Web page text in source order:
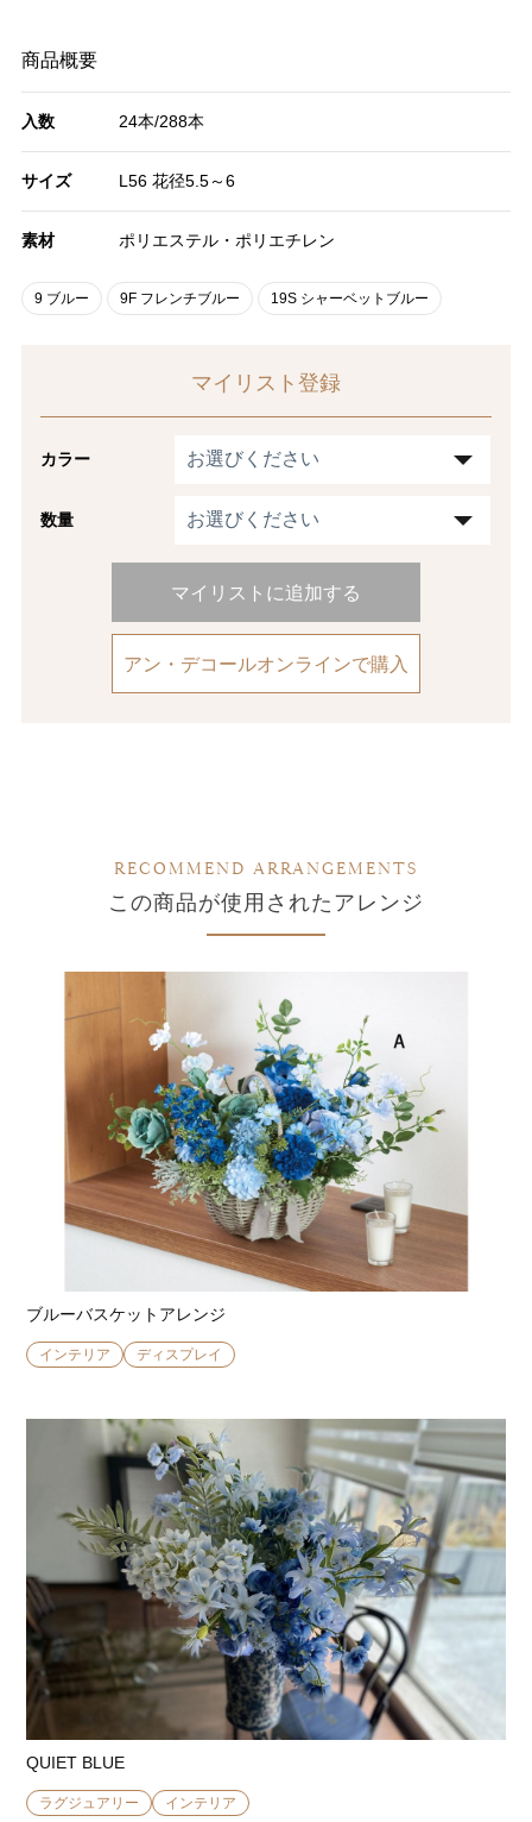
商品概要
入数 24本/288本
サイズ L56 花径5.5～6
素材 ポリエステル・ポリエチレン
9 ブルー 9F フレンチブルー 19S シャーベットブルー
マイリスト登録
カラー
数量
マイリストに追加する
アン・デコールオンラインで購入
RECOMMEND ARRANGEMENTS
この商品が使用されたアレンジ
ブルーバスケットアレンジ
インテリア ディスプレイ
QUIET BLUE
ラグジュアリー インテリア